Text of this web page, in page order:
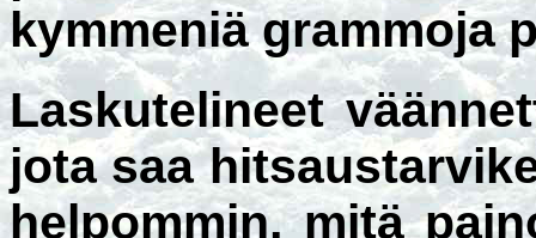
kymmeniä grammoja
Laskutelineet
jota saa
helpommin, mitä